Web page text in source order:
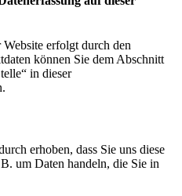
erfolgt durch den
können Sie dem Abschnitt
in dieser
erhoben, dass Sie uns diese
um Daten handeln, die Sie in